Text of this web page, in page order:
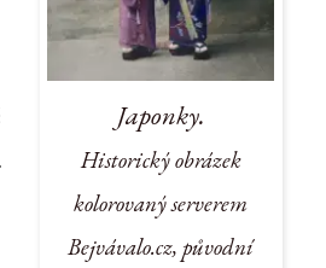
Japonky.
Historický obrázek
kolorovaný serverem
Bejvávalo.cz, původní